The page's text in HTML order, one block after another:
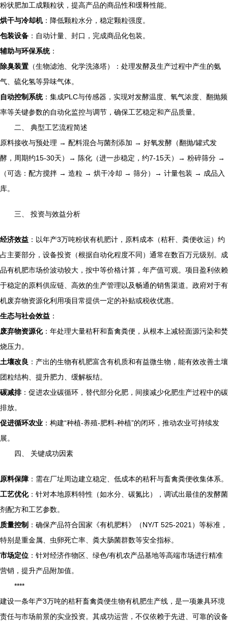
粉状肥加工成颗粒状，提高产品的商品性和缓释性能。
烘干与冷却机：降低颗粒水分，稳定颗粒强度。
包装设备 ：自动计量、封口，完成商品化包装。
辅助与环保系统：
除臭装置 （生物滤池、化学洗涤塔）：处理发酵及生产过程中产生的氨
气、硫化氢等异味气体。
自动控制系统：集成PLC与传感器，实现对发酵温度、氧气浓度、翻抛频
率等关键参数的自动化监控与调节，确保工艺稳定和产品质量。
二、 典型工艺流程简述
原料接收与预处理 → 配料混合与菌剂添加 → 好氧发酵（翻抛/罐式发
酵，周期约15-30天）→ 陈化（进一步稳定，约7-15天）→ 粉碎筛分 →
（可选：配方搅拌 → 造粒 → 烘干冷却 → 筛分）→ 计量包装 → 成品入
库。
三、 投资与效益分析
经济效益 ：以年产3万吨粉状有机肥计，原料成本（秸秆、粪便收运）约
占主要部分，设备投资（根据自动化程度不同）通常在数百万元级别。成
品有机肥市场价波动较大，按中等价格计算，年产值可观。项目盈利依赖
于稳定的原料供应链、高效的生产管理以及畅通的销售渠道。政府对于有
机废弃物资源化利用项目常提供一定的补贴或税收优惠。
生态与社会效益 ：
废弃物资源化：年处理大量秸秆和畜禽粪便，从根本上减轻面源污染和焚
烧压力。
土壤改良 ：产出的生物有机肥富含有机质和有益微生物，能有效改善土壤
团粒结构、提升肥力、缓解板结。
碳减排：促进农业碳循环，替代部分化肥，间接减少化肥生产过程中的碳
排放。
促进循环农业 ：构建“种植-养殖-肥料-种植”的闭环，推动农业可持续发
展。
四、 关键成功因素
原料保障 ：需在厂址周边建立稳定、低成本的秸秆与畜禽粪便收集体系。
工艺优化：针对本地原料特性（如水分、碳氮比），调试出最佳的发酵菌
剂配方和工艺参数。
质量控制 ：确保产品符合国家《有机肥料》（NY/T 525-2021）等标准，
特别是重金属、虫卵死亡率、粪大肠菌群数等安全指标。
市场定位 ：针对经济作物区、绿色/有机农产品基地等高端市场进行精准
营销，提升产品附加值。
****
建设一条年产3万吨的秸秆畜禽粪便生物有机肥生产线，是一项兼具环境
责任与市场前景的实业投资。其成功运营，不仅依赖于先进、可靠的设备